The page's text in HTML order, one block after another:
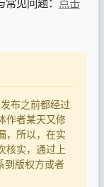
布之前都经过
作者某天又修
，所以，在实
核实，通过上
到版权方或者